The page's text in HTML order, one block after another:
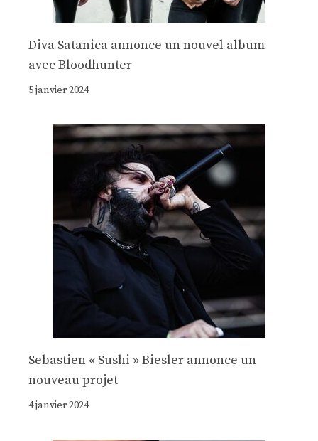
Diva Satanica annonce un nouvel album
avec Bloodhunter
5 janvier 2024
Sebastien « Sushi » Biesler annonce un
nouveau projet
4 janvier 2024